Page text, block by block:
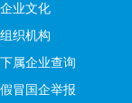
企业文化
组织机构
下属企业查询
假冒国企举报